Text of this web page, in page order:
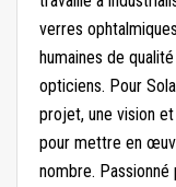
verres
humaines de
opticiens. Pour
projet, une vision
pour mettre en
nombre.